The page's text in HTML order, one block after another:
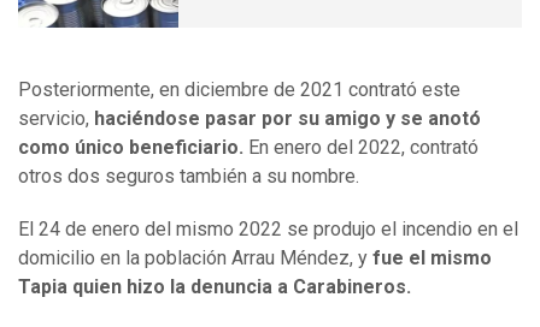
Posteriormente, en diciembre de 2021 contrató este
servicio, haciéndose pasar por su amigo y se anotó
como único beneficiario. En enero del 2022, contrató
otros dos seguros también a su nombre.
El 24 de enero del mismo 2022 se produjo el incendio en el
domicilio en la población Arrau Méndez, y fue el mismo
Tapia quien hizo la denuncia a Carabineros.